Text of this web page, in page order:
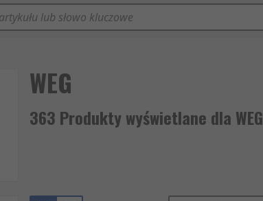
WEG
363 Produkty wyświetlane dla WEG